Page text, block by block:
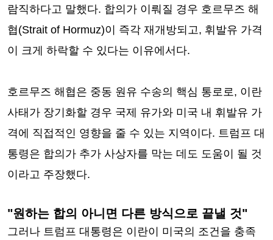
람직하다고 말했다. 합의가 이뤄질 경우 호르무즈 해
협(Strait of Hormuz)이 즉각 재개방되고, 휘발유 가격
이 크게 하락할 수 있다는 이유에서다.
호르무즈 해협은 중동 원유 수송의 핵심 통로로, 이란
사태가 장기화할 경우 국제 유가와 미국 내 휘발유 가
격에 직접적인 영향을 줄 수 있는 지역이다. 트럼프 대
통령은 합의가 추가 사상자를 막는 데도 도움이 될 것
이라고 주장했다.
"원하는 합의 아니면 다른 방식으로 끝낼 것"
그러나 트럼프 대통령은 이란이 미국의 조건을 충족